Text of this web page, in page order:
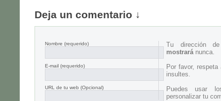
Deja un comentario ↓
Nombre (requerido)
E-mail (requerido)
URL de tu web (Opcional)
Tu dirección
mostraránunca.
Por favor,
insultes.
Puedes usar
personalizar tu